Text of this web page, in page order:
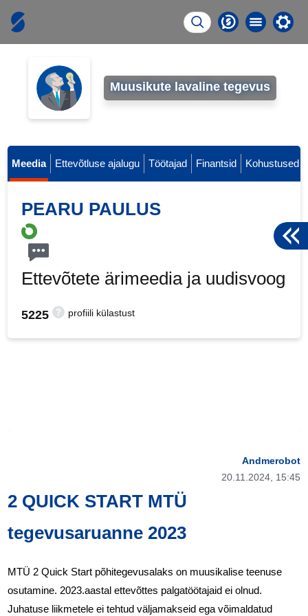
Muusikute lavaline tegevus
Meedia Ettevõtluse ajalugu Töötajad Finantsid
PEARU PAULUS
Ettevõtete ärimeedia ja
uudisvoog
? profiili külastust
5225
2 QUICK START MTÜ
tegevusaruanne 2023
MTÜ 2 Quick Start põhitegevusalaks on muusikalise
täiustamiseks, isikupärastatud reklaamide või sisu
pakkumiseks ja oma liikluse analüüsimiseks. Kui
klõpsate "nõustu kõigiga", nõustute kõikide meie
küpsiste kasutamisega.
Küpsistest
Ainult vajalikud